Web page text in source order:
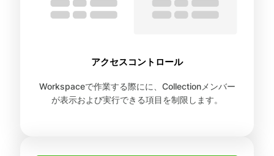
アクセスコントロール
Workspaceで作業する際にに、Collectionメンバー
が表示および実行できる項目を制限します。